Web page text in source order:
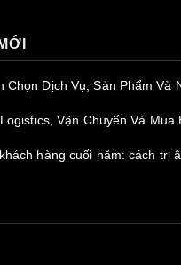
Chọn Dịch Vụ, Sản Phẩm Và
Vận Chuyển Và Mua
hàng cuối năm: cách tri